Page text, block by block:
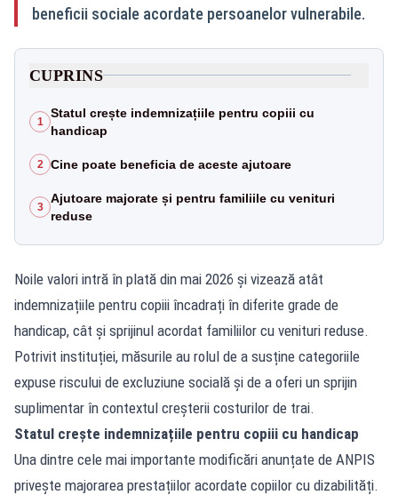
beneficii sociale acordate persoanelor vulnerabile.
CUPRINS
1
Statul crește indemnizațiile pentru copiii cu
handicap
2 Cine poate beneficia de aceste ajutoare
3
Ajutoare majorate și pentru familiile cu venituri
reduse
Noile valori intră în plată din mai 2026 și vizează atât
indemnizațiile pentru copiii încadrați în diferite grade de
handicap, cât și sprijinul acordat familiilor cu venituri reduse.
Potrivit instituției, măsurile au rolul de a susține categoriile
expuse riscului de excluziune socială și de a oferi un sprijin
suplimentar în contextul creșterii costurilor de trai.
Statul crește indemnizațiile pentru copiii cu handicap
Una dintre cele mai importante modificări anunțate de ANPIS
privește majorarea prestațiilor acordate copiilor cu dizabilități.